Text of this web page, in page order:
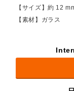
【サイズ】約 12
【素材】ガラス